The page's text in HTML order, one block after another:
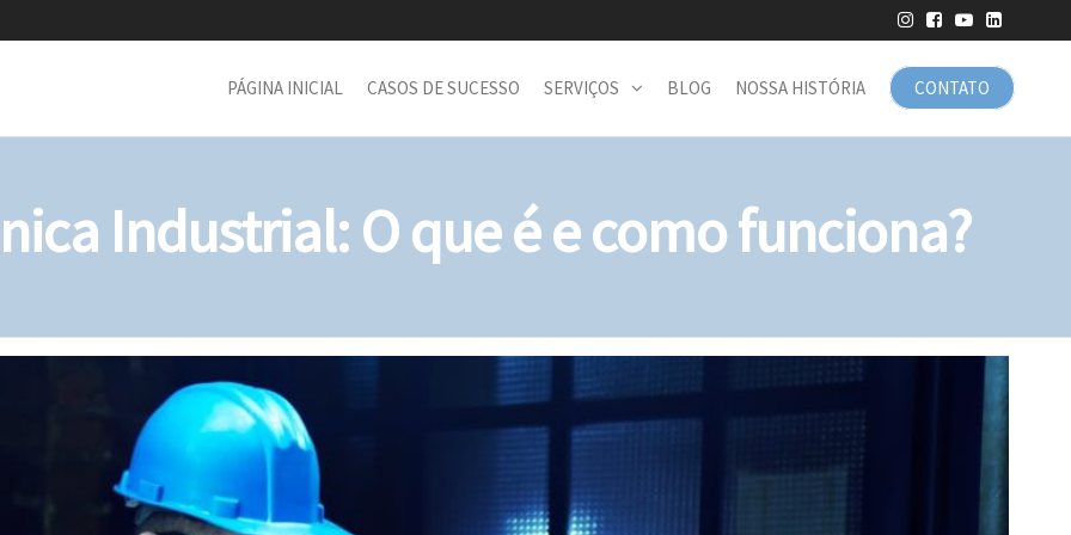
CONTATO
PÁGINA INICIAL CASOS DE SUCESSO SERVIÇOS BLOG NOSSA HISTÓRIA
Industrial: O que é e como funciona?